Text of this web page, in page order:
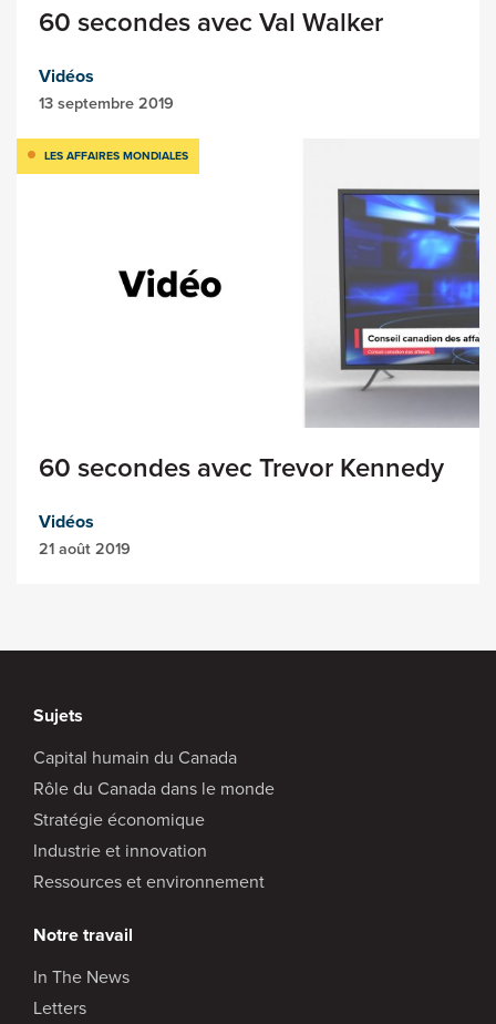
60 secondes avec Val Walker
Vidéos
13 septembre 2019
LES AFFAIRES MONDIALES
60 secondes avec Trevor Kennedy
Vidéos
21 août 2019
Sujets
Capital humain du Canada
Rôle du Canada dans le monde
Stratégie économique
Industrie et innovation
Ressources et environnement
Notre travail
In The News
Letters